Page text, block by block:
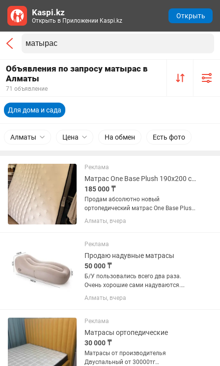
Объявления по запросу матырас в
Алматы
71 объявление
Для дома и сада
Алматы Цена На обмен Есть фото
Реклама
Матрас One Base Plush 190х200 см Новый
185 000 ₸
Продам абсолютно новый
ортопедический матрас One Base Plush.
✔ Размер: 190×200 см (нестандартный)
✔ Высота: 24 см ✔ Независимый
Максимальная нагрузка — до 140 кг
на...
Алматы, вчера
Реклама
Продаю надувные матрасы
50 000 ₸
Б/У пользовались всего два раза.
Очень хорошие сами надуваются.
Брали для детей. После купили
кровать. Срочно продаем. Сейчас их
40.000 продам два за 40.000
Алматы, вчера
Реклама
Матрасы ортопедические
30 000 ₸
Матрасы от производителья
Двуспальный от 30000тг
Kaspi.kz
Открыть в Приложении Kaspi.kz
Открыть